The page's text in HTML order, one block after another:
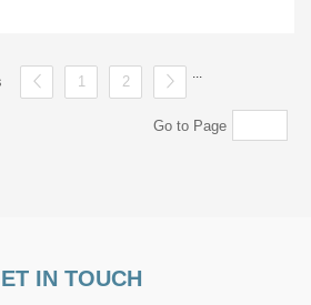
1 2
Go to Page
IN TOUCH